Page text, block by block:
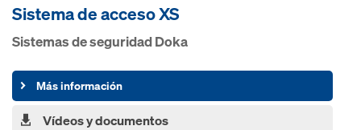
Sistema de acceso XS
Sistemas de seguridad Doka
Más información
Vídeos y documentos